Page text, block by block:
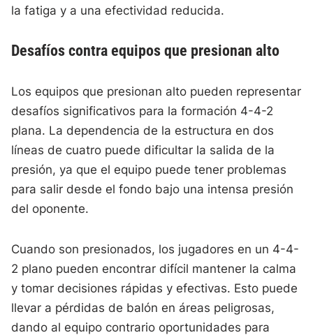
la fatiga y a una efectividad reducida.
Desafíos contra equipos que presionan alto
Los equipos que presionan alto pueden representar
desafíos significativos para la formación 4-4-2
plana. La dependencia de la estructura en dos
líneas de cuatro puede dificultar la salida de la
presión, ya que el equipo puede tener problemas
para salir desde el fondo bajo una intensa presión
del oponente.
Cuando son presionados, los jugadores en un 4-4-
2 plano pueden encontrar difícil mantener la calma
y tomar decisiones rápidas y efectivas. Esto puede
llevar a pérdidas de balón en áreas peligrosas,
dando al equipo contrario oportunidades para